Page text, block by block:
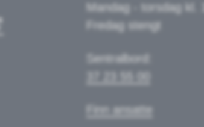
Mandag - torsdag kl.
Fredag stengt
Sentralbord:
Finn ansatte